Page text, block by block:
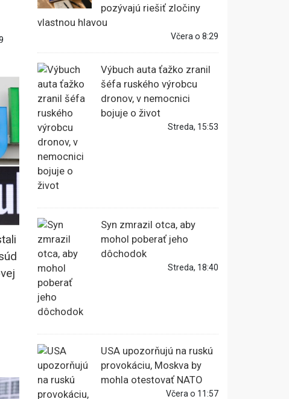
pozývajú riešiť zločiny
vlastnou hlavou
Včera o 8:29
Výbuch auta ťažko zranil
šéfa ruského výrobcu
dronov, v nemocnici
bojuje o život
Streda, 15:53
Syn zmrazil otca, aby
mohol poberať jeho
dôchodok
Streda, 18:40
USA upozorňujú na ruskú
provokáciu, Moskva by
mohla otestovať NATO
Včera o 11:57